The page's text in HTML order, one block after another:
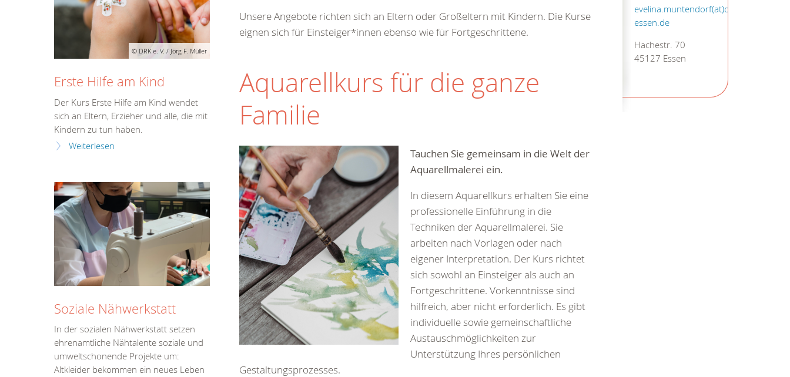
evelina.muntendorf(at)drk-
essen.de
Hachestr. 70
45127 Essen
Unsere Angebote richten sich an Eltern oder Großeltern mit Kindern. Die Kurse
eignen sich für Einsteiger*innen ebenso wie für Fortgeschrittene.
Aquarellkurs für die ganze
Familie
Tauchen Sie gemeinsam in die Welt der
Aquarellmalerei ein.
In diesem Aquarellkurs erhalten Sie eine
professionelle Einführung in die
Techniken der Aquarellmalerei. Sie
arbeiten nach Vorlagen oder nach
eigener Interpretation. Der Kurs richtet
sich sowohl an Einsteiger als auch an
Fortgeschrittene. Vorkenntnisse sind
hilfreich, aber nicht erforderlich. Es gibt
individuelle sowie gemeinschaftliche
Austauschmöglichkeiten zur
Unterstützung Ihres persönlichen
Gestaltungsprozesses.
© DRK e. V. / Jörg F. Müller
Erste Hilfe am Kind
Der Kurs Erste Hilfe am Kind wendet
sich an Eltern, Erzieher und alle, die mit
Kindern zu tun haben.
Weiterlesen
Soziale Nähwerkstatt
In der sozialen Nähwerkstatt setzen
ehrenamtliche Nähtalente soziale und
umweltschonende Projekte um:
Altkleider bekommen ein neues Leben